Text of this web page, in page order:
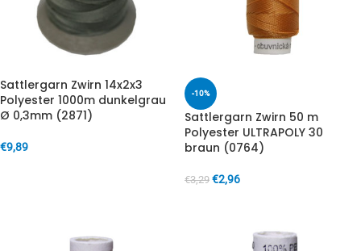
Sattlergarn Zwirn 14x2x3
Polyester 1000m dunkelgrau
Ø 0,3mm (2871)
€9,89
-10%
Sattlergarn Zwirn 50 m
Polyester ULTRAPOLY 30
braun (0764)
€3,29 €2,96